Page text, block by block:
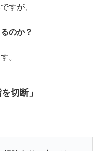
すが、
のか？
。
切断」